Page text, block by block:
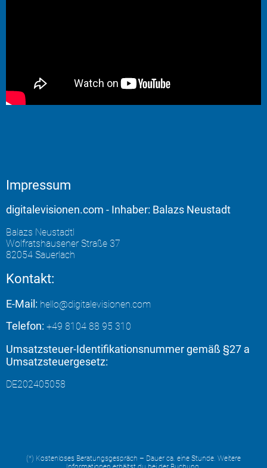
Impressum
digitalevisionen.com - Inhaber: Balazs Neustadt
Balazs Neustadtl
Wolfratshausener Straße 37
82054 Sauerlach
Kontakt:
E-Mail: hello@digitalevisionen.com
Telefon: +49 8104 88 95 310
Umsatzsteuer-Identifikationsnummer gemäß §27 a
Umsatzsteuergesetz:
DE202405058
(*) Kostenloses Beratungsgespräch – Dauer ca. eine Stunde. Weitere